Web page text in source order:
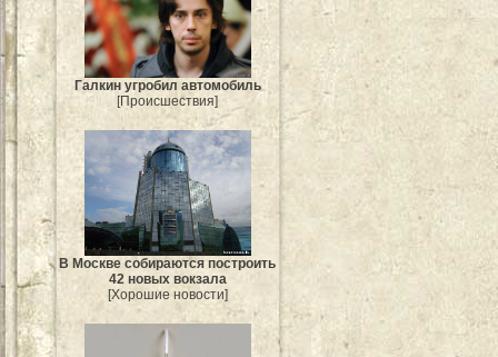
Галкин угробил автомобиль
[Происшествия]
В Москве собираются построить
42 новых вокзала
[Хорошие новости]